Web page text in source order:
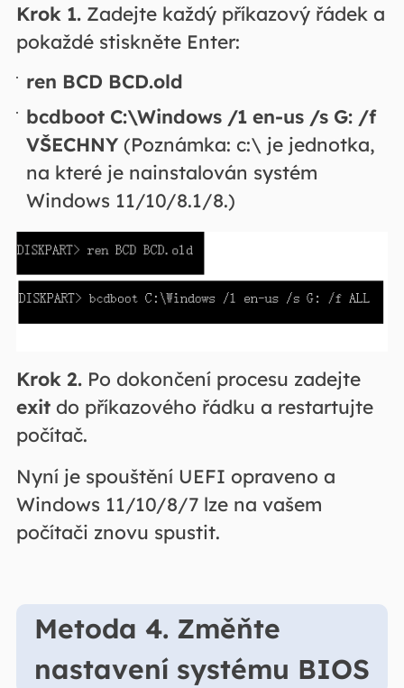
Krok 1.Zadejte každý příkazový řádek a
pokaždé stiskněte Enter:
ren BCD BCD.old
bcdboot C:\Windows /1 en-us /s G: /f
VŠECHNY (Poznámka: c:\ je jednotka,
na které je nainstalován systém
Windows 11/10/8.1/8.)
Krok 2.Po dokončení procesu zadejte
exitdo příkazového řádku a restartujte
počítač.
Nyní je spouštění UEFI opraveno a
Windows 11/10/8/7 lze na vašem
počítači znovu spustit.
Metoda 4. Změňte
nastavení systému BIOS